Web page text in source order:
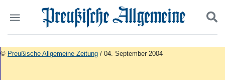
Politik
Suchen und finden
© Preußische Allgemeine Zeitung / 04. September 2004